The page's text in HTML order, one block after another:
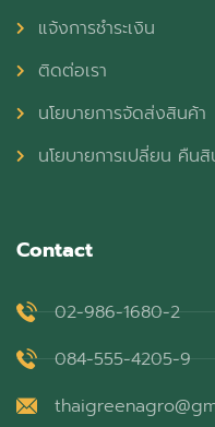
แจ้งการชำระเงิน
ติดต่อเรา
นโยบายการจัดส่งสินค้า
นโยบายการเปลี่ยน คืน
Contact
02-986-1680-2
084-555-4205-9